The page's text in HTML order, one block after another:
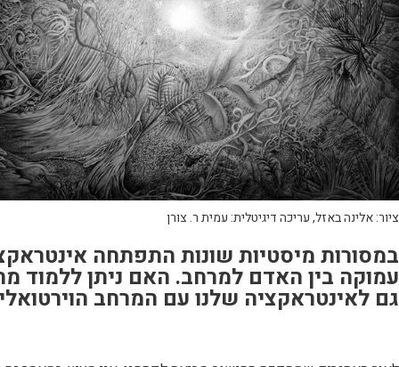
ציור: אלינה באזל, עריכה דיגיטלית: עמית ר. צורן
במסורות מיסטיות שונות התפתחה
עמוקה בין האדם למרחב. האם ניתן ללמוד
גם לאינטראקציה שלנו עם המרחב